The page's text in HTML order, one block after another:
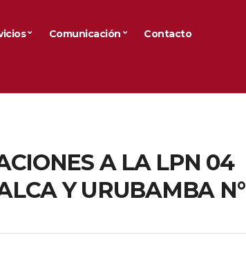
Comunicación Contacto
A LA LPN 04
Y URUBAMBA